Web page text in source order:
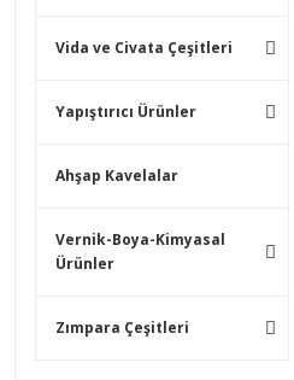
Vida ve Civata Çeşitleri
Yapıştırıcı Ürünler
Ahşap Kavelalar
Vernik-Boya-Kimyasal
Ürünler
Zımpara Çeşitleri